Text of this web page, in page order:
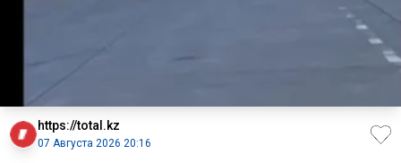
https://total.kz
07 Августа 2026 20:16